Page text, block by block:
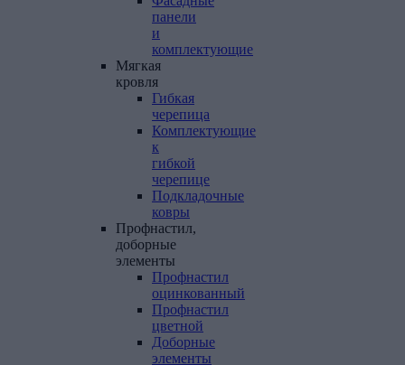
панели
и
комплектующие
Мягкая
кровля
Гибкая
черепица
Комплектующие
к
гибкой
черепице
Подкладочные
ковры
Профнастил,
доборные
элементы
Профнастил
оцинкованный
Профнастил
цветной
Доборные
элементы